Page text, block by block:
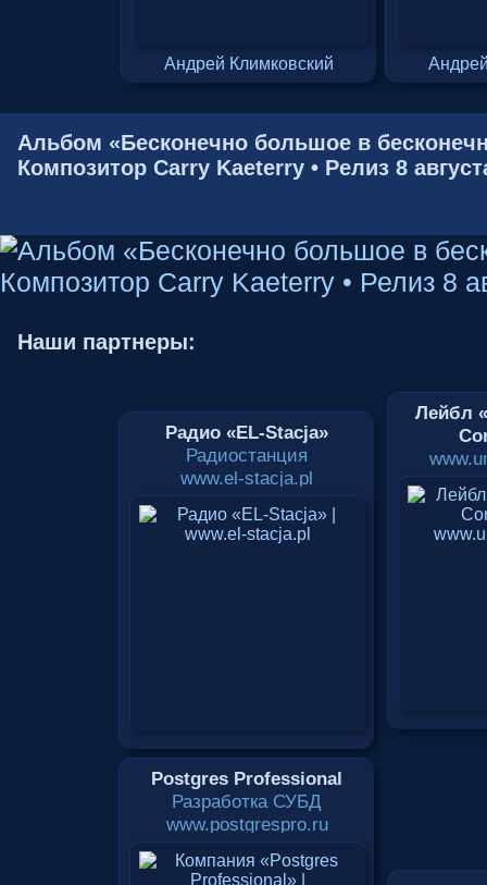
Андрей Климковский
Альбом «Бесконечно большое в
Композитор Carry Kaeterry • Релиз 8
Наши партнеры:
Радио «EL-Stacja»
Радиостанция
www.el-stacja.pl
Лейбл
Postgres Professional
Разработка СУБД
www.postgrespro.ru